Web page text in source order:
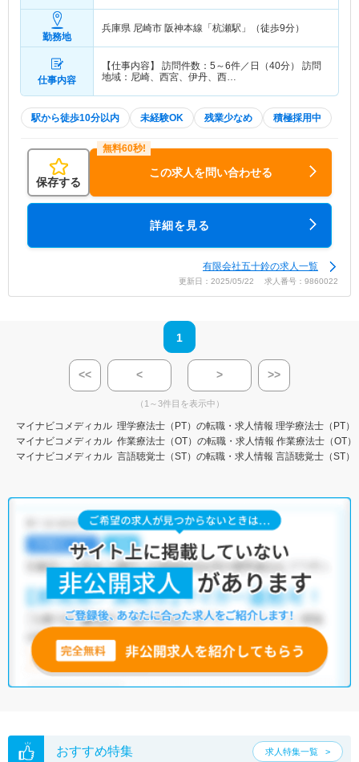
勤務地
兵庫県 尼崎市 阪神本線「杭瀬駅」（徒歩9分）
仕事内容
【仕事内容】 訪問件数：5～6件／日（40分） 訪問
地域：尼崎、西宮、伊丹、西…
駅から徒歩10分以内 未経験OK 残業少なめ 積極採用中
保存する
この求人を問い合わせる
詳細を見る
有限会社五十鈴の求人一覧
更新日：2025/05/22 求人番号：9860022
1
<< < > >>
（1～3件目を表示中）
マイナビコメディカル 理学療法士（PT）の転職・求人情報 理学療法士（PT）
マイナビコメディカル 作業療法士（OT）の転職・求人情報 作業療法士（OT
マイナビコメディカル 言語聴覚士（ST）の転職・求人情報 言語聴覚士（ST）
おすすめ特集 求人特集一覧